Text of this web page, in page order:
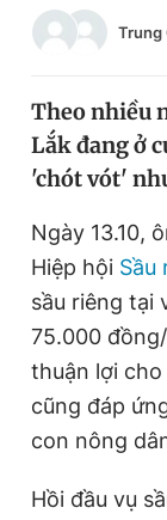
Chào ngày
Tin thị trường
Video
Sản phẩm khác
Tiện ích
Thông tin
Đăng xuất
Trung
Theo nhiều
Lắk đang ở
'chót vót'
Ngày 13.10,
Hiệp hội Sầu
sầu riêng tại
75.000
thuận lợi
cũng đáp
con nông
Hồi đầu vụ